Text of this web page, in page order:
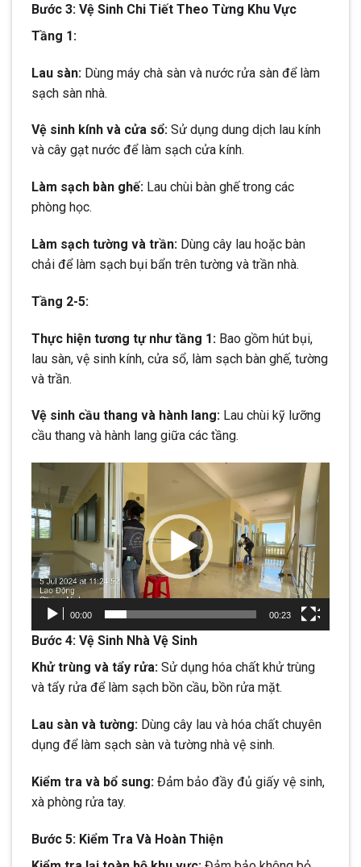
Bước 3: Vệ Sinh Chi Tiết Theo Từng Khu Vực
Tầng 1:
Lau sàn: Dùng máy chà sàn và nước rửa sàn để làm
sạch sàn nhà.
Vệ sinh kính và cửa sổ: Sử dụng dung dịch lau kính
và cây gạt nước để làm sạch cửa kính.
Làm sạch bàn ghế: Lau chùi bàn ghế trong các
phòng học.
Làm sạch tường và trần: Dùng cây lau hoặc bàn
chải để làm sạch bụi bẩn trên tường và trần nhà.
Tầng 2-5:
Thực hiện tương tự như tầng 1: Bao gồm hút bụi,
lau sàn, vệ sinh kính, cửa sổ, làm sạch bàn ghế, tường
và trần.
Vệ sinh cầu thang và hành lang: Lau chùi kỹ lưỡng
cầu thang và hành lang giữa các tầng.
Trình
chơi
Video
00:00 00:23
Bước 4: Vệ Sinh Nhà Vệ Sinh
Khử trùng và tẩy rửa: Sử dụng hóa chất khử trùng
và tẩy rửa để làm sạch bồn cầu, bồn rửa mặt.
Lau sàn và tường: Dùng cây lau và hóa chất chuyên
dụng để làm sạch sàn và tường nhà vệ sinh.
Kiểm tra và bổ sung: Đảm bảo đầy đủ giấy vệ sinh,
xà phòng rửa tay.
Bước 5: Kiểm Tra Và Hoàn Thiện